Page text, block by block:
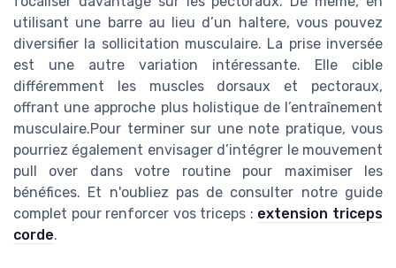
utilisant une barre au lieu d’un haltere, vous pouvez
diversifier la sollicitation musculaire. La prise inversée
est une autre variation intéressante. Elle cible
différemment les muscles dorsaux et pectoraux,
offrant une approche plus holistique de l’entraînement
musculaire.Pour terminer sur une note pratique, vous
pourriez également envisager d’intégrer le mouvement
pull over dans votre routine pour maximiser les
bénéfices. Et n'oubliez pas de consulter notre guide
complet pour renforcer vos triceps : extension triceps
corde.